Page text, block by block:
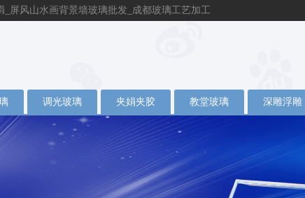
屏风山水画背景墙玻璃批发_成都玻璃工艺加工
调光玻璃 夹娟夹胶 教堂玻璃 深雕浮雕